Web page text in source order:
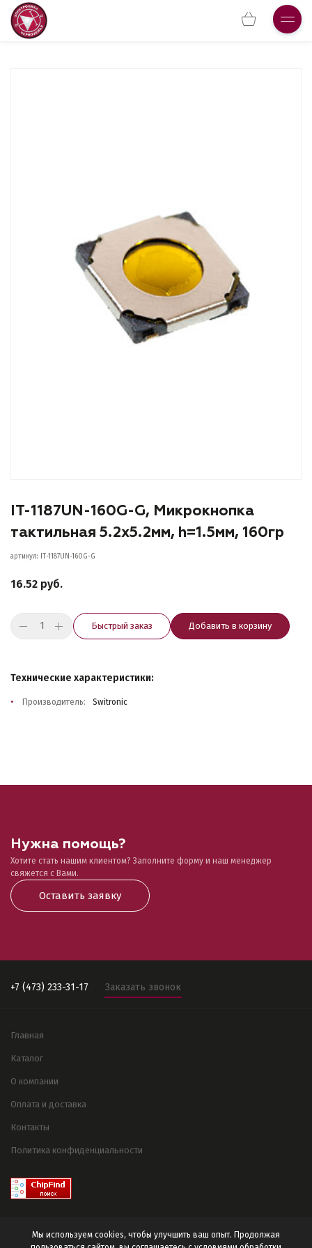
IT-1187UN-160G-G, Микрокнопка
тактильная 5.2х5.2мм, h=1.5мм, 160гр
артикул: IT-1187UN-160G-G
16.52 руб.
Добавить в корзину
Быстрый заказ
Технические характеристики:
Производитель: Switronic
Нужна помощь?
Хотите стать нашим клиентом? Заполните форму и наш менеджер
свяжется с Вами.
Оставить заявку
Мы используем cookies, чтобы улучшить ваш опыт. Продолжая
+7 (473) 233-31-17 Заказать звонок
Главная
Каталог
О компании
Оплата и доставка
Контакты
Политика конфиденциальности